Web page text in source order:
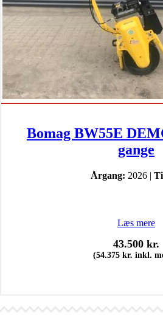
Bomag BW55E
gange
Årgang: 2026 |
Læs mere
43.500 kr.
(54.375 kr. inkl.